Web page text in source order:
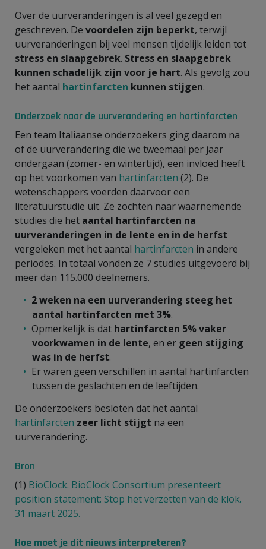
Over de uurveranderingen is al veel gezegd en
geschreven. De voordelen zijn beperkt, terwijl
uurveranderingen bij veel mensen tijdelijk leiden tot
stress en slaapgebrek. Stress en slaapgebrek
kunnen schadelijk zijn voor je hart. Als gevolg zou
het aantal hartinfarcten kunnen stijgen.
Onderzoek naar de uurverandering en hartinfarcten
Een team Italiaanse onderzoekers ging daarom na
of de uurverandering die we tweemaal per jaar
ondergaan (zomer- en wintertijd), een invloed heeft
op het voorkomen van hartinfarcten (2). De
wetenschappers voerden daarvoor een
literatuurstudie uit. Ze zochten naar waarnemende
studies die het aantal hartinfarcten na
uurveranderingen in de lente en in de herfst
vergeleken met het aantal hartinfarcten in andere
periodes. In totaal vonden ze 7 studies uitgevoerd bij
meer dan 115.000 deelnemers.
2 weken na een uurverandering steeg het
aantal hartinfarcten met 3%.
Opmerkelijk is dat hartinfarcten 5% vaker
voorkwamen in de lente, en er geen stijging
was in de herfst.
Er waren geen verschillen in aantal hartinfarcten
tussen de geslachten en de leeftijden.
De onderzoekers besloten dat het aantal
hartinfarcten zeer licht stijgt na een
uurverandering.
Bron
(1) BioClock. BioClock Consortium presenteert
position statement: Stop het verzetten van de klok.
31 maart 2025.
Hoe moet je dit nieuws interpreteren?